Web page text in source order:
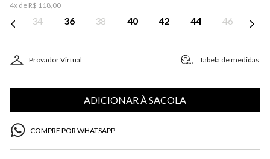
4x de R$ 118,00
34 36 38 40 42 44 46
Provador Virtual Tabela de medidas
ADICIONAR À SACOLA
COMPRE POR WHATSAPP